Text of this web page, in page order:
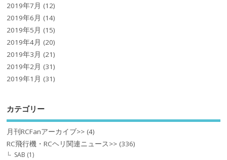
2019年7月 (12)
2019年6月 (14)
2019年5月 (15)
2019年4月 (20)
2019年3月 (21)
2019年2月 (31)
2019年1月 (31)
カテゴリー
月刊RCFanアーカイブ>> (4)
RC飛行機・RCヘリ関連ニュース>> (336)
SAB (1)